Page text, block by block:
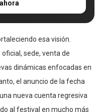
esa visión.
sede, venta de
dinámicas enfocadas en
el anuncio de la fecha
nueva cuenta regresiva
al festival en mucho más